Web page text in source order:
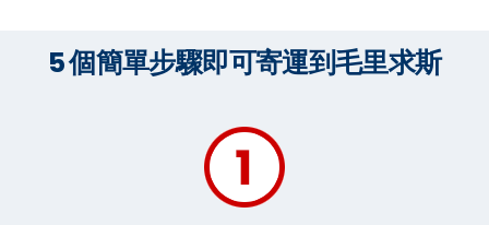
5 個簡單步驟即可寄運到毛里求斯